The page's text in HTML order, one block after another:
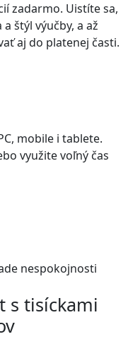
zadarmo. Uistíte sa,
štýl výučby, a až
aj do platenej časti.
mobile i tablete.
využite voľný čas
nespokojnosti
s tisíckami